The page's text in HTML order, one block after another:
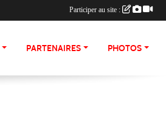
PARTENAIRES PHOTOS
Participer au site :